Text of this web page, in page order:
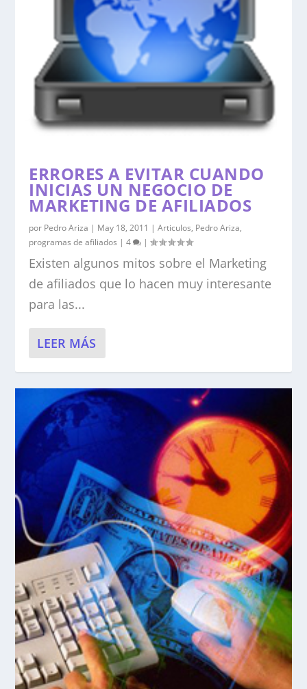
ERRORES A EVITAR CUANDO
INICIAS UN NEGOCIO DE
MARKETING DE AFILIADOS
por Pedro Ariza | May 18, 2011 |Articulos, Pedro Ariza,
programas de afiliados |4 |
Existen algunos mitos sobre el Marketing
de afiliados que lo hacen muy interesante
para las...
LEER MÁS